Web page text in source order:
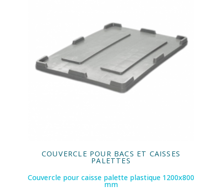
COUVERCLE POUR BACS ET CAISSES
PALETTES
Couvercle pour caisse palette plastique 1200x800
mm